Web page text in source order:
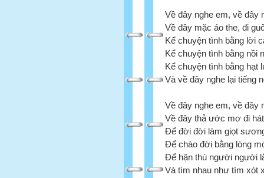
Về đây nghe em, về đây
Về đây mặc áo the, đi
Kể chuyện tình bằng lời
Kể chuyện tình bằng nồi
Kể chuyện tình bằng hạt
Và về đây nghe lại tiếng
Về đây nghe em, về đây
Về đây thả ước mơ đi
Để đời đời làm giọt
Để chào đời bằng lòng
Để hận thù người người
Và tìm nhau như tìm xót